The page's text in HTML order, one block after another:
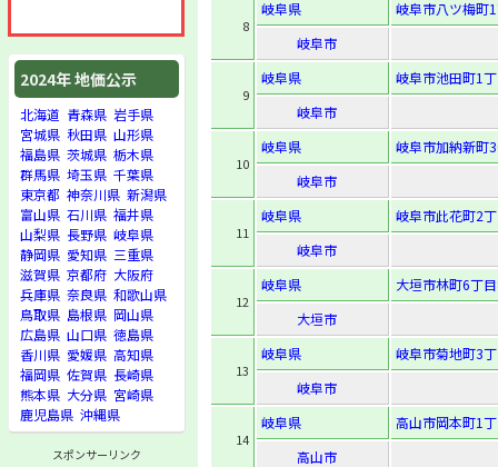
2024年 地価公示
北海道 青森県 岩手県
宮城県 秋田県 山形県
福島県 茨城県 栃木県
群馬県 埼玉県 千葉県
東京都 神奈川県 新潟県
富山県 石川県 福井県
山梨県 長野県 岐阜県
静岡県 愛知県 三重県
滋賀県 京都府 大阪府
兵庫県 奈良県 和歌山県
鳥取県 島根県 岡山県
広島県 山口県 徳島県
香川県 愛媛県 高知県
福岡県 佐賀県 長崎県
熊本県 大分県 宮崎県
鹿児島県 沖縄県
スポンサーリンク
8
岐阜県
岐阜市八ツ梅町
岐阜市
9
岐阜県
岐阜市池田町1
岐阜市
10
岐阜県
岐阜市加納新町
岐阜市
11
岐阜県
岐阜市此花町2
岐阜市
12
岐阜県
大垣市林町6丁
大垣市
13
岐阜県
岐阜市菊地町3
岐阜市
14
岐阜県
高山市岡本町1
高山市